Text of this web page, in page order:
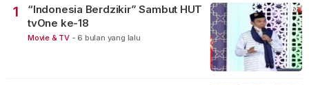
1
“Indonesia Berdzikir” Sambut HUT
tvOne ke-18
Movie & TV - 6 bulan yang lalu